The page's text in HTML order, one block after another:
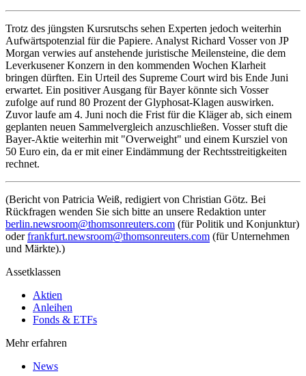
Trotz des jüngsten Kursrutschs sehen Experten jedoch weiterhin
Aufwärtspotenzial für die Papiere. Analyst Richard Vosser von JP
Morgan verwies auf anstehende juristische Meilensteine, die dem
Leverkusener Konzern in den kommenden Wochen Klarheit
bringen dürften. Ein Urteil des Supreme Court wird bis Ende Juni
erwartet. Ein positiver Ausgang für Bayer könnte sich Vosser
zufolge auf rund 80 Prozent der Glyphosat-Klagen auswirken.
Zuvor laufe am 4. Juni noch die Frist für die Kläger ab, sich einem
geplanten neuen Sammelvergleich anzuschließen. Vosser stuft die
Bayer-Aktie weiterhin mit "Overweight" und einem Kursziel von
50 Euro ein, da er mit einer Eindämmung der Rechtsstreitigkeiten
rechnet.
(Bericht von Patricia Weiß, redigiert von Christian Götz. Bei
Rückfragen wenden Sie sich bitte an unsere Redaktion unter
berlin.newsroom@thomsonreuters.com (für Politik und Konjunktur)
oderfrankfurt.newsroom@thomsonreuters.com (für Unternehmen
und Märkte).)
Assetklassen
Aktien
Anleihen
Fonds & ETFs
Mehr erfahren
News